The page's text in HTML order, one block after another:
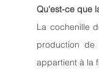
Qu'est-ce que
La cochenille
production
appartient à la